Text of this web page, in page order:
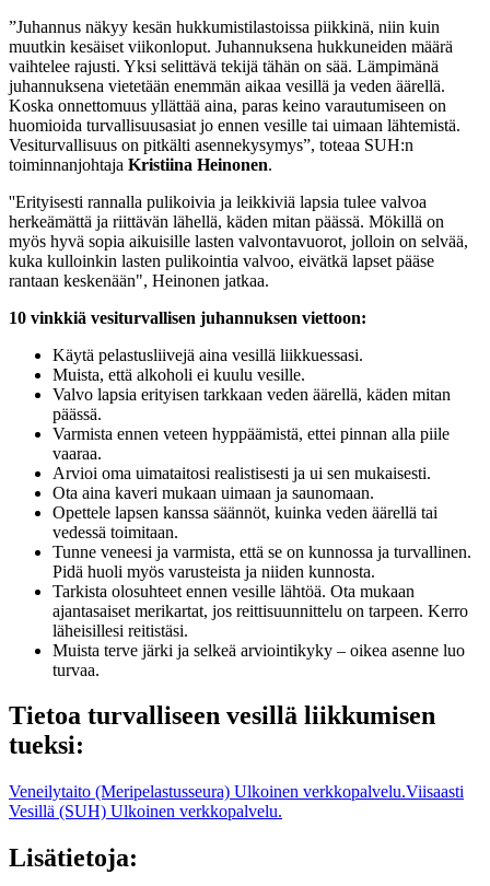
”Juhannus näkyy kesän hukkumistilastoissa piikkinä, niin kuin
muutkin kesäiset viikonloput. Juhannuksena hukkuneiden määrä
vaihtelee rajusti. Yksi selittävä tekijä tähän on sää. Lämpimänä
juhannuksena vietetään enemmän aikaa vesillä ja veden äärellä.
Koska onnettomuus yllättää aina, paras keino varautumiseen on
huomioida turvallisuusasiat jo ennen vesille tai uimaan lähtemistä.
Vesiturvallisuus on pitkälti asennekysymys”, toteaa SUH:n
toiminnanjohtaja Kristiina Heinonen.
''Erityisesti rannalla pulikoivia ja leikkiviä lapsia tulee valvoa
herkeämättä ja riittävän lähellä, käden mitan päässä. Mökillä on
myös hyvä sopia aikuisille lasten valvontavuorot, jolloin on selvää,
kuka kulloinkin lasten pulikointia valvoo, eivätkä lapset pääse
rantaan keskenään", Heinonen jatkaa.
10 vinkkiä vesiturvallisen juhannuksen viettoon:
Käytä pelastusliivejä aina vesillä liikkuessasi.
Muista, että alkoholi ei kuulu vesille.
Valvo lapsia erityisen tarkkaan veden äärellä, käden mitan
päässä.
Varmista ennen veteen hyppäämistä, ettei pinnan alla piile
vaaraa.
Arvioi oma uimataitosi realistisesti ja ui sen mukaisesti.
Ota aina kaveri mukaan uimaan ja saunomaan.
Opettele lapsen kanssa säännöt, kuinka veden äärellä tai
vedessä toimitaan.
Tunne veneesi ja varmista, että se on kunnossa ja turvallinen.
Pidä huoli myös varusteista ja niiden kunnosta.
Tarkista olosuhteet ennen vesille lähtöä. Ota mukaan
ajantasaiset merikartat, jos reittisuunnittelu on tarpeen. Kerro
läheisillesi reitistäsi.
Muista terve järki ja selkeä arviointikyky – oikea asenne luo
turvaa.
Tietoa turvalliseen vesillä liikkumisen
tueksi:
Veneilytaito (Meripelastusseura) Ulkoinen verkkopalvelu.Viisaasti
Vesillä (SUH) Ulkoinen verkkopalvelu.
Lisätietoja: